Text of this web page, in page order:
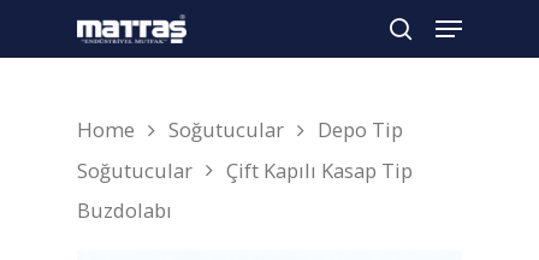
Arama yapmak için enter'a basın
Home Soğutucular
Depo Tip
Soğutucular
Çift Kapılı Kasap Tip
Buzdolabı